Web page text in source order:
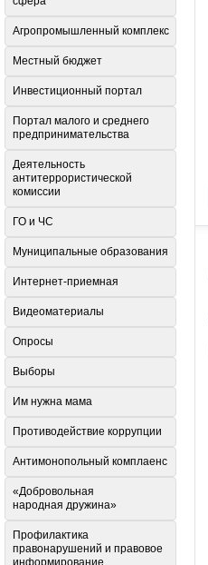
Агропромышленный комплекс
Местный бюджет
Инвестиционный портал
Портал малого и среднего
предпринимательства
Деятельность
антитеррористической
комиссии
ГО и ЧС
Муниципальные образования
Интернет-приемная
Видеоматериалы
Опросы
Выборы
Им нужна мама
Противодействие коррупции
Антимонопольный комплаенс
«Добровольная
народная дружина»
Профилактика
правонарушений и правовое
информирование